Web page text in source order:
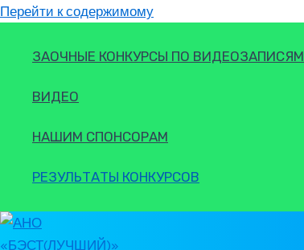
Перейти к содержимому
ЗАОЧНЫЕ КОНКУРСЫ ПО ВИДЕОЗАПИСЯМ
ВИДЕО
НАШИМ СПОНСОРАМ
РЕЗУЛЬТАТЫ КОНКУРСОВ